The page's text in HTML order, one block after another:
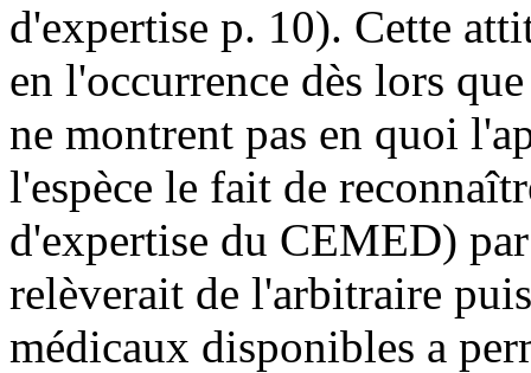
d'expertise p. 10). Cette
en l'occurrence dès lors
ne montrent pas en quoi
l'espèce le fait de
d'expertise du CEMED)
relèverait de l'arbitraire
médicaux disponibles a